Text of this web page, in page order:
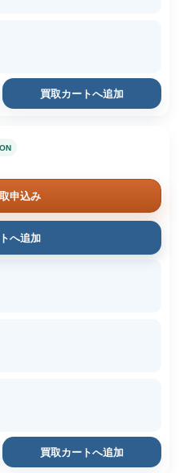
買取カートへ追加
申込み
へ追加
買取カートへ追加